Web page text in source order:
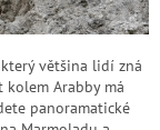
většina lidí zná
kolem Arabby má
panoramatické